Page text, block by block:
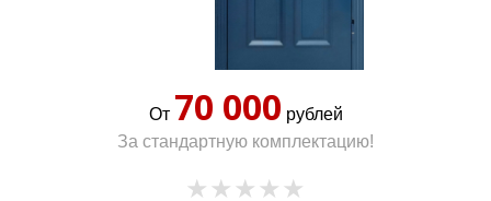
От 70 000 рублей
За стандартную комплектацию!